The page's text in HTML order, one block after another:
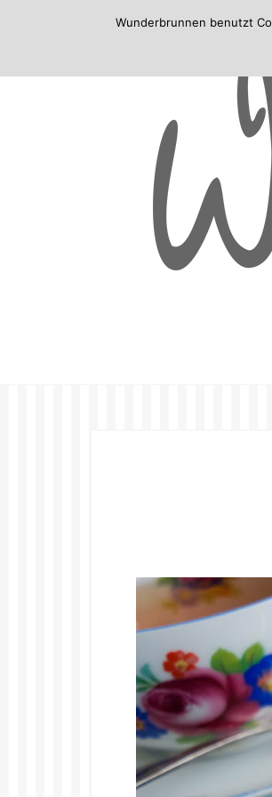
Wunderbrunnen benutzt